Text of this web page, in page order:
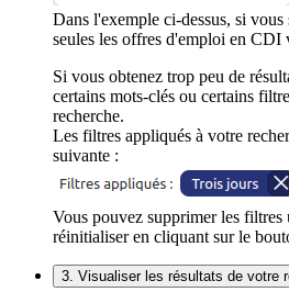
Dans l'exemple ci-dessus, si
seules les offres d'emploi en CDI
Si vous obtenez trop peu de
certains mots-clés ou certains
recherche.
Les filtres appliqués à votre
suivante :
Vous pouvez supprimer les filtres
réinitialiser en cliquant sur le
3. Visualiser les résultats de votre